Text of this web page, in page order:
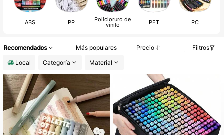
Marcadores
ABS PP Policloruro de
vinilo PET PC
Recomendados Más populares Precio
Filtros
Local
Categoría Material